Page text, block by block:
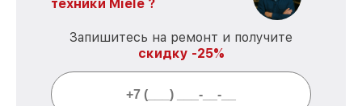
техники Miele ?
Запишитесь на ремонт и получите
скидку -25%